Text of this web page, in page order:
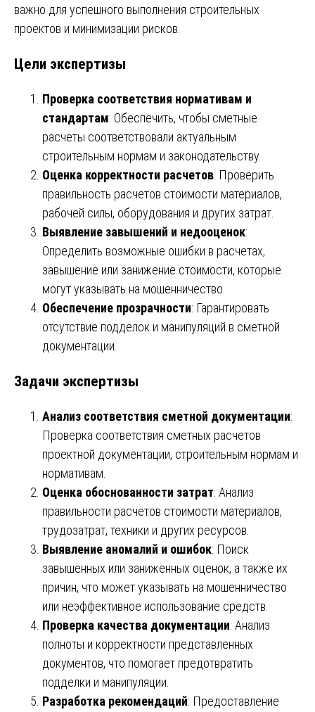
важно для успешного выполнения строительных
проектов и минимизации рисков.
Цели экспертизы
Проверка соответствия нормативам и
стандартам: Обеспечить, чтобы сметные
расчеты соответствовали актуальным
строительным нормам и законодательству.
Оценка корректности расчетов: Проверить
правильность расчетов стоимости материалов,
рабочей силы, оборудования и других затрат.
Выявление завышений и недооценок:
Определить возможные ошибки в расчетах,
завышение или занижение стоимости, которые
могут указывать на мошенничество.
Обеспечение прозрачности: Гарантировать
отсутствие подделок и манипуляций в сметной
документации.
Задачи экспертизы
Анализ соответствия сметной документации:
Проверка соответствия сметных расчетов
проектной документации, строительным нормам и
нормативам.
Оценка обоснованности затрат: Анализ
правильности расчетов стоимости материалов,
трудозатрат, техники и других ресурсов.
Выявление аномалий и ошибок: Поиск
завышенных или заниженных оценок, а также их
причин, что может указывать на мошенничество
или неэффективное использование средств.
Проверка качества документации: Анализ
полноты и корректности представленных
документов, что помогает предотвратить
подделки и манипуляции.
Разработка рекомендаций: Предоставление